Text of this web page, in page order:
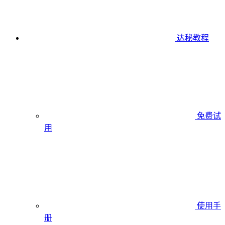
达秘教程
免费试
用
使用手
册